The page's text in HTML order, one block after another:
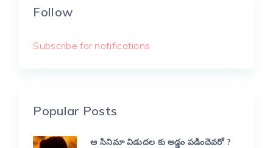
Follow
Subscribe for notifications
Popular Posts
ఆ సినిమా విడుదల కు అడ్డం పడిందెవరో ?